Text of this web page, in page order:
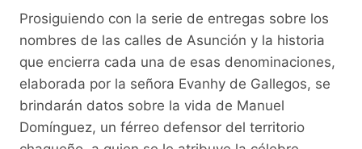
c
e
b
o
o
itt
er
at
s
A
p
p
p
y
Li
n
k
e
gr
a
m
Prosiguiendo con la serie de entregas sobre los
nombres de las calles de Asunción y la historia
que encierra cada una de esas denominaciones,
elaborada por la señora Evanhy de Gallegos, se
brindarán datos sobre la vida de Manuel
Domínguez, un férreo defensor del territorio